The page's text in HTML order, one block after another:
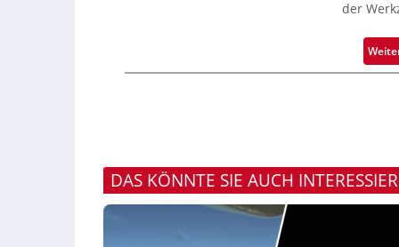
der
DAS KÖNNTE SIE AUCH